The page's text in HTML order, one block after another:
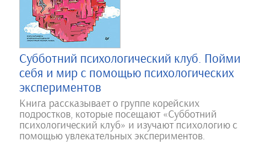
Субботний психологический клуб. Пойми
себя и мир с помощью психологических
экспериментов
Книга рассказывает о группе корейских
подростков, которые посещают «Субботний
психологический клуб» и изучают психологию с
помощью увлекательных экспериментов.